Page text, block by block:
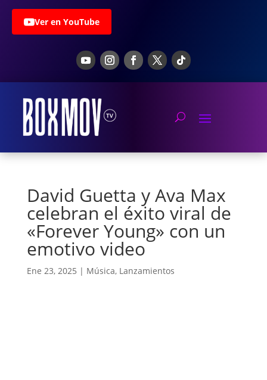
Ver en YouTube
David Guetta y Ava Max
celebran el éxito viral de
«Forever Young» con un
emotivo video
Ene 23, 2025 | Música, Lanzamientos